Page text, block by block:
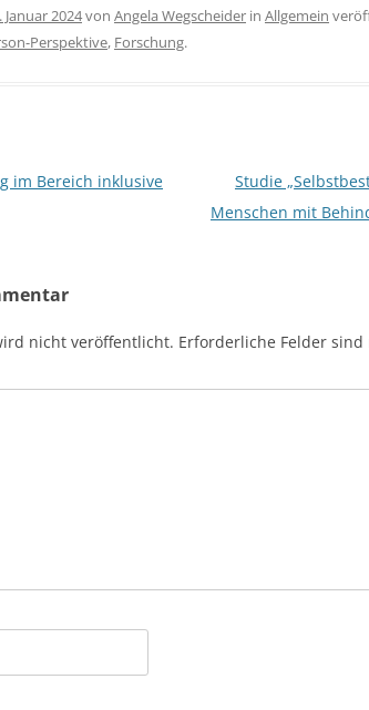
Januar 2024von Angela Wegscheider in Allgemein
Perspektive, Forschung.
im Bereich inklusive
Studie
Menschen mit
nicht veröffentlicht. Erforderliche Felder sind